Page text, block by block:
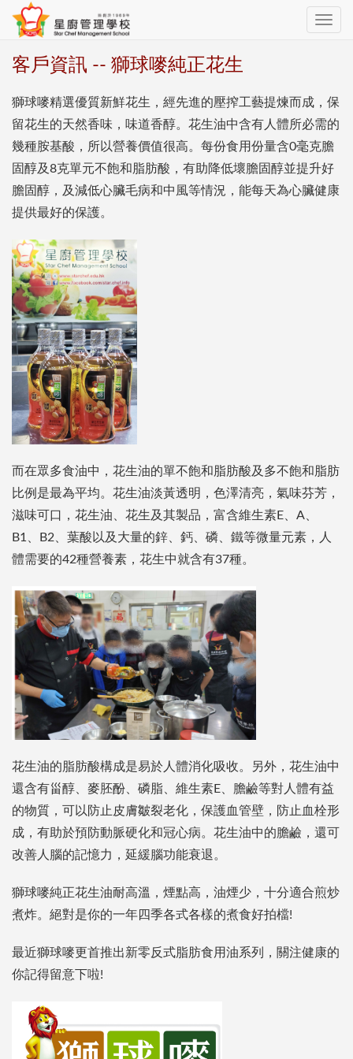
Toggle
客戶資訊 -- 獅球嘜純正花生
獅球嘜精選優質新鮮花生，經先進的壓搾工藝提煉而成，保
留花生的天然香味，味道香醇。花生油中含有人體所必需的
幾種胺基酸，所以營養價值很高。每份食用份量含0毫克膽
固醇及8克單元不飽和脂肪酸，有助降低壞膽固醇並提升好
膽固醇，及減低心臟毛病和中風等情況，能每天為心臟健康
提供最好的保護。
而在眾多食油中，花生油的單不飽和脂肪酸及多不飽和脂肪
比例是最為平均。花生油淡黃透明，色澤清亮，氣味芬芳，
滋味可口，花生油、花生及其製品，富含維生素E、A、
B1、B2、葉酸以及大量的鋅、鈣、磷、鐵等微量元素，人
體需要的42種營養素，花生中就含有37種。
花生油的脂肪酸構成是易於人體消化吸收。另外，花生油中
還含有甾醇、麥胚酚、磷脂、維生素E、膽鹼等對人體有益
的物質，可以防止皮膚皺裂老化，保護血管壁，防止血栓形
成，有助於預防動脈硬化和冠心病。花生油中的膽鹼，還可
改善人腦的記憶力，延緩腦功能衰退。
獅球嘜純正花生油耐高溫，煙點高，油煙少，十分適合煎炒
煮炸。絕對是你的一年四季各式各樣的煮食好拍檔!
最近獅球嘜更首推出新零反式脂肪食用油系列，關注健康的
你記得留意下啦!